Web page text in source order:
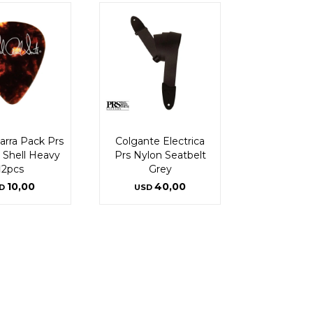
Pack Prs
Shell Heavy
10,00
Colgante Electrica
Prs Nylon Seatbelt
Grey
USD 40,00